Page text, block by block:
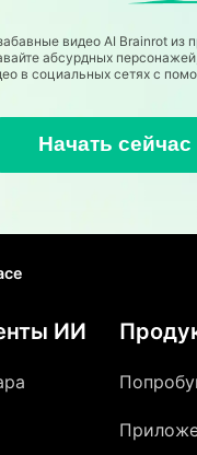
видео AI Brainrot из
абсурдных
в социальных сетях с
Начать сейчас
ИИ